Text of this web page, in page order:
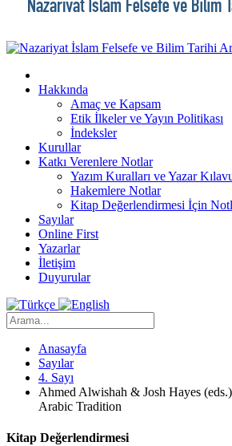
Hakkında
Amaç ve Kapsam
Etik İlkeler ve Yayın Politikası
İndeksler
Kurullar
Katkı Verenlere Notlar
Yazım Kuralları ve Yazar
Hakemlere Notlar
Kitap Değerlendirmesi İçin
Sayılar
Online First
Yazarlar
İletişim
Duyurular
Anasayfa
Sayılar
4. Sayı
Ahmed Alwishah & Josh Hayes
Arabic Tradition
Kitap Değerlendirmesi